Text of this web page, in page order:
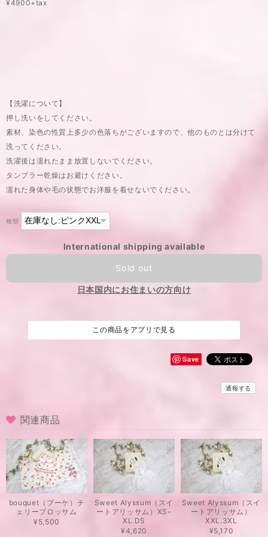
¥4900+tax
【洗濯について】
押し洗いをしてください。
素材、染色の性質上多少の色落ちがございますので、他のものとは分けて
洗ってください。
洗濯後は濡れたまま放置しないでください。
タンブラー乾燥はお避けください。
濡れた身体や毛の状態でお洋服を着せないでください。
種類
International shipping available
Sold out
日本国内にお住まいの方向け
この商品をアプリで見る
Save
通報する
関連商品
bouquet（ブーケ）チ
ェリーブロッサム
¥5,500
Sweet Alyssum（スイ
ートアリッサム）XS-
XL.DS
¥4,620
Sweet Alyssum（スイ
ートアリッサム）
XXL.3XL
¥5,170